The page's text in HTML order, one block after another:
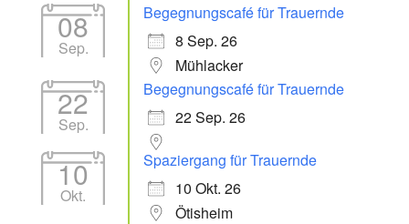
08
Sep.
Begegnungscafé für Trauernde
8 Sep. 26
Mühlacker
22
Sep.
Begegnungscafé für Trauernde
22 Sep. 26
10
Okt.
Spaziergang für Trauernde
10 Okt. 26
Ötisheim